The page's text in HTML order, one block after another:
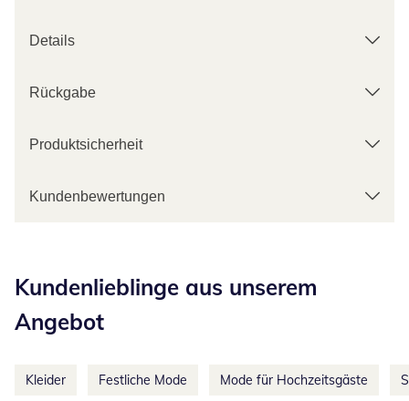
Details
Rückgabe
Produktsicherheit
Kundenbewertungen
Kundenlieblinge aus unserem
Angebot
Kleider Festliche Mode Mode für Hochzeitsgäste